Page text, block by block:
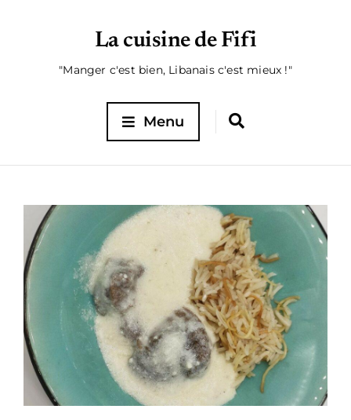
La cuisine de Fifi
"Manger c'est bien, Libanais c'est mieux !"
Menu